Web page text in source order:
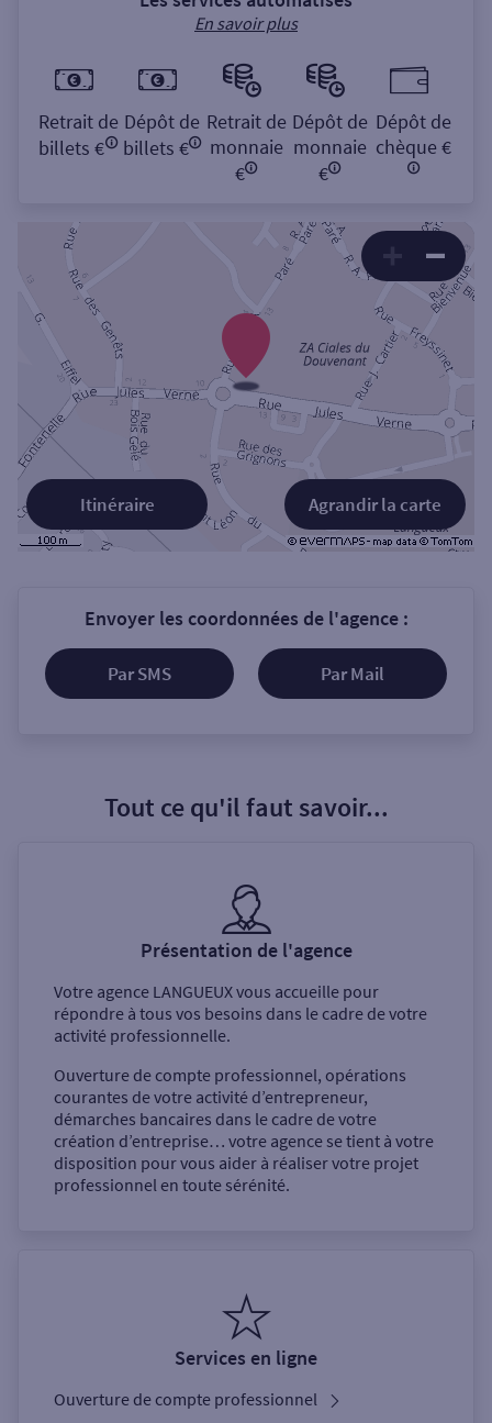
En savoir plus
Retrait de
billets €
Dépôt de
billets €
Retrait de
monnaie
€
Dépôt de
monnaie
€
Dépôt de
chèque €
Agrandir la carte
Itinéraire
Envoyer les coordonnées de l'agence :
Par SMS Par Mail
Tout ce qu'il faut savoir...
Présentation de l'agence
Votre agence LANGUEUXvous accueille pour
répondre à tous vos besoins dans le cadre de votre
activité professionnelle.
Ouverture de compte professionnel, opérations
courantes de votre activité d’entrepreneur,
démarches bancaires dans le cadre de votre
création d’entreprise… votre agence se tient à votre
disposition pour vous aider à réaliser votre projet
professionnel en toute sérénité.
Services en ligne
Ouverture de compte professionnel